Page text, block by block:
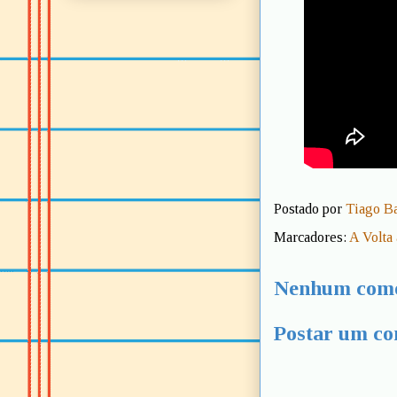
Postado por Tiago
Marcadores: A Volta
Nenhum
Postar um